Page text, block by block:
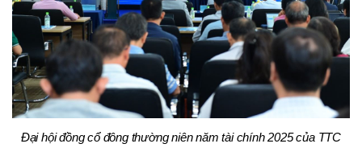
Đại hội đồng cổ đông thường niên năm tài chính 2025 của TTC